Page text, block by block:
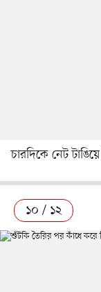
চারদিকে নেট
১০ / ১২